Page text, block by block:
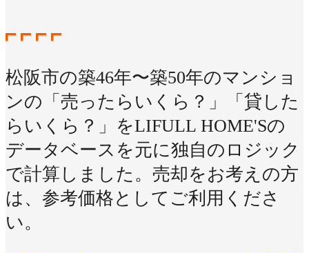
松阪市の築46年〜築50年のマンショ
ンの「売ったらいくら？」「貸した
らいくら？」をLIFULL HOME'Sの
データベースを元に独自のロジック
で計算しました。売却をお考えの方
は、参考価格としてご利用くださ
い。